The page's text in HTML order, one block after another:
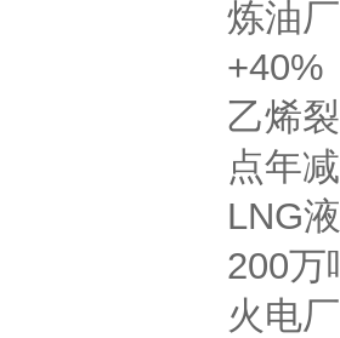
炼油
+40%
乙烯
点年
LNG
200万
火电